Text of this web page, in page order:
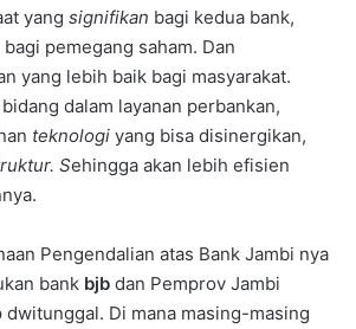
yang signifikan bagi kedua bank,
pemegang saham. Dan
yang lebih baik bagi masyarakat.
dalam layanan perbankan,
teknologi yang bisa disinergikan,
Sehingga akan lebih efisien
Pengendalian atas Bank Jambi nya
bank bjb dan Pemprov Jambi
dwitunggal. Di mana masing-masing